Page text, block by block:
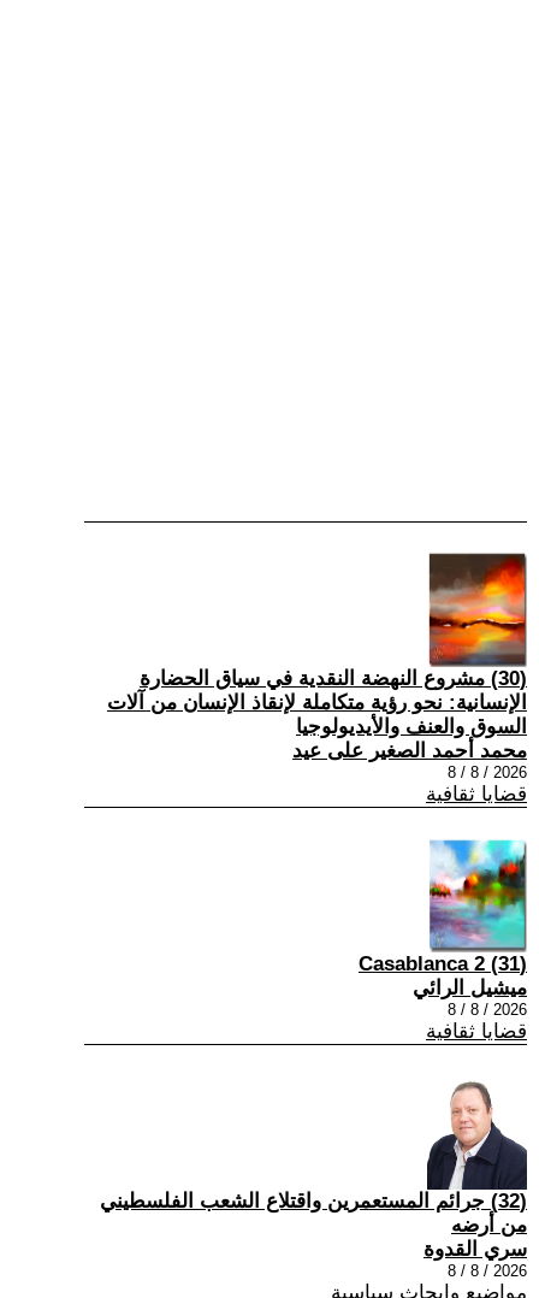
(30) مشروع النهضة النقدية في سياق الحضارة
الإنسانية: نحو رؤية متكاملة لإنقاذ الإنسان من آلات
السوق والعنف والأيديولوجيا
محمد أحمد الصغير على عيد
2026 / 8 / 8
قضايا ثقافية
(31) Casablanca 2
ميشيل الرائي
2026 / 8 / 8
قضايا ثقافية
(32) جرائم المستعمرين واقتلاع الشعب الفلسطيني
من أرضه
سري القدوة
2026 / 8 / 8
مواضيع وابحاث سياسية